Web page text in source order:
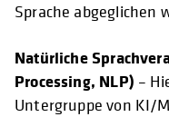
Sprache abgeglichen
Natürliche
Processing, NLP) –
Untergruppe von KI/